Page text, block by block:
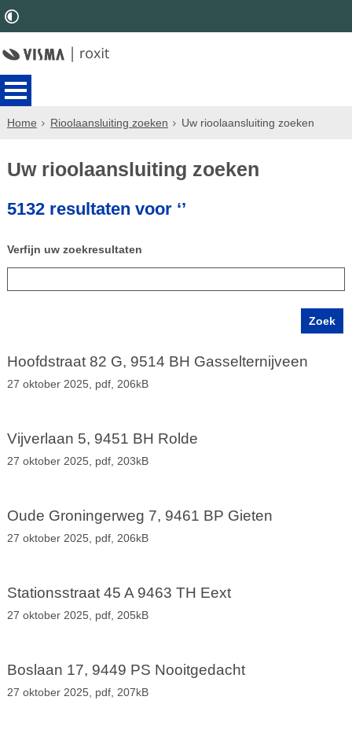
Home Rioolaansluiting zoeken Uw rioolaansluiting zoeken
Uw rioolaansluiting zoeken
5132 resultaten voor ‘’
Verfijn uw zoekresultaten
Hoofdstraat 82 G, 9514 BH Gasselternijveen
27 oktober 2025, pdf, 206kB
Vijverlaan 5, 9451 BH Rolde
27 oktober 2025, pdf, 203kB
Oude Groningerweg 7, 9461 BP Gieten
27 oktober 2025, pdf, 206kB
Stationsstraat 45 A 9463 TH Eext
27 oktober 2025, pdf, 205kB
Boslaan 17, 9449 PS Nooitgedacht
27 oktober 2025, pdf, 207kB